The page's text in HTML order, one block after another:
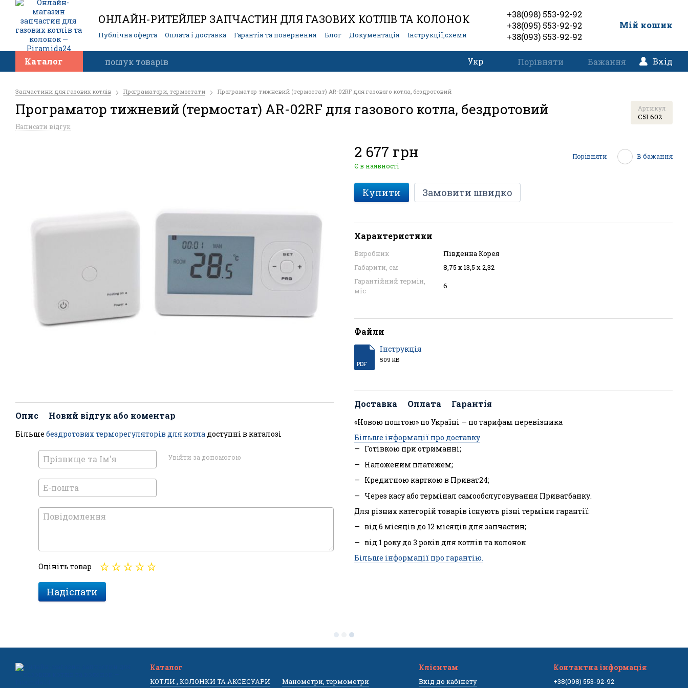
ОНЛАЙН-РИТЕЙЛЕР ЗАПЧАСТИН ДЛЯ ГАЗОВИХ КОТЛІВ ТА КОЛОНОК
Публічна оферта Оплата і доставка Гарантія та повернення Блог Документація
Інструкції,схеми
+38(098) 553-92-92
+38(095) 553-92-92
+38(093) 553-92-92
Мій кошик
Каталог Укр Порівняти Бажання Вхід
Запчастини для газових котлів Програматори, термостати Програматор тижневий (термостат) AR-02RF для газового котла, бездротовий
Програматор тижневий (термостат) AR-02RF для газового котла, бездротовий Артикул
C51.602
Написати відгук
Опис Новий відгук або коментар
Більше бездротових терморегуляторів для котла доступні в каталозі
Увійти за допомогою
Оцініть товар
Надіслати
2 677 грн
Є в наявності
Порівняти В бажання
Купити Замовити швидко
Характеристики
Виробник
Південна Корея
Габарити, см
8,75 х 13,5 х 2,32
Гарантійний термін,
міс
6
Файли
PDF
Інструкція
509 КБ
Доставка Оплата Гарантія
«Новою поштою» по Україні — по тарифам перевізника
Більше інформації про доставку
Готівкою при отриманні;
Наложеним платежем;
Кредитною карткою в Приват24;
Через касу або термінал самообслуговування Приватбанку.
Для різних категорій товарів існують різні терміни гарантії:
від 6 місяців до 12 місяців для запчастин;
від 1 року до 3 років для котлів та колонок
Більше інформації про гарантію.
Каталог
КОТЛИ , КОЛОНКИ ТА АКСЕСУАРИ Манометри, термометри
Клієнтам
Вхід до кабінету
Контактна інформація
+38(098) 553-92-92